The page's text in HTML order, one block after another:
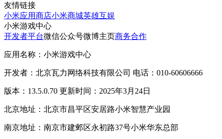
友情链接
小米应用商店小米商城英雄互娱
小米游戏中心
开发者平台微信公众号微博主页商务合作
应用名称：小米游戏中心
开发者：北京瓦力网络科技有限公司 电话：010-60606666
版本：13.5.0.70 更新时间：2025年3月24日
北京地址：北京市昌平区安居路小米智慧产业园
南京地址：南京市建邺区永初路37号小米华东总部